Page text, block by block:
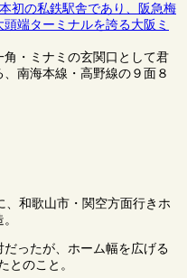
初の私鉄駅舎であり、阪急梅
端ターミナルを誇る大阪ミ
・ミナミの玄関口として君
南海本線・高野線の９面８
和歌山市・関空方面行きホ
ったが、ホーム幅を広げる
とのこと。